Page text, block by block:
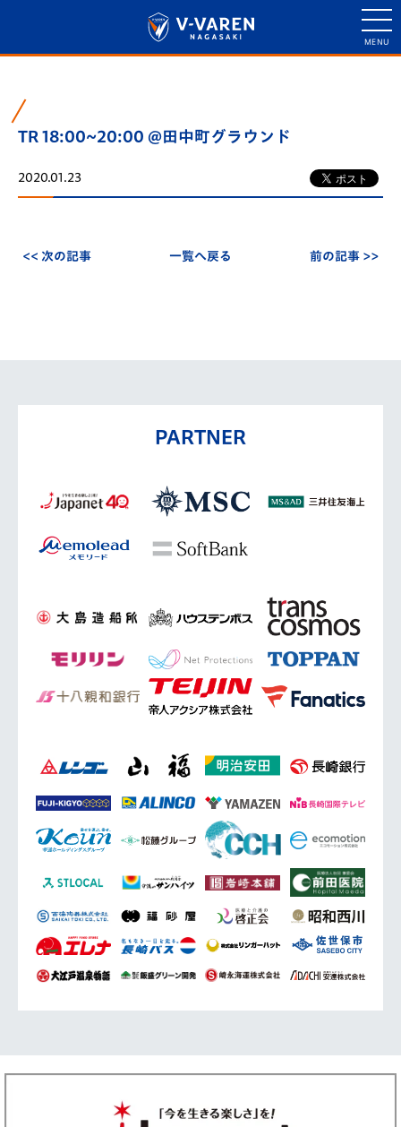
TR 18:00~20:00 @田中町グラウンド
2020.01.23
<< 次の記事 一覧へ戻る 前の記事 >>
PARTNER